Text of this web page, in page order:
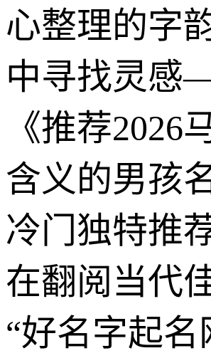
心整理的字
中寻找灵
《推荐2026
含义的男孩
冷门独特推
在翻阅当代
“好名字起名